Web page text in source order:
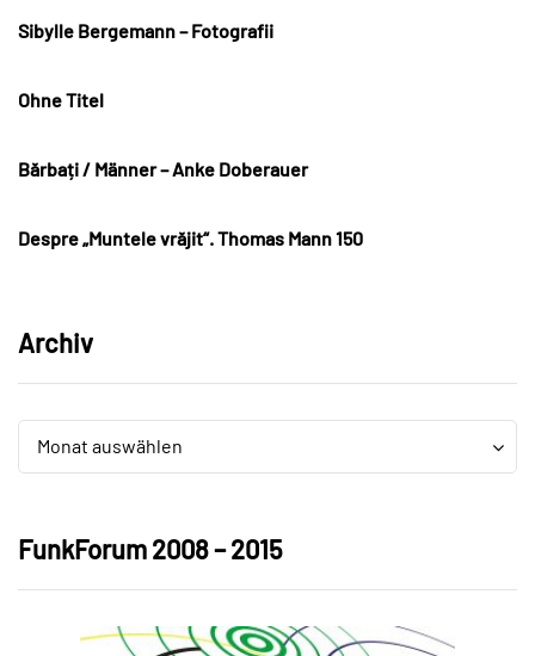
Sibylle Bergemann – Fotografii
Ohne Titel
Bărbați / Männer – Anke Doberauer
Despre „Muntele vrăjit“. Thomas Mann 150
Archiv
Archiv
Monat auswählen
Archiv
FunkForum 2008 – 2015